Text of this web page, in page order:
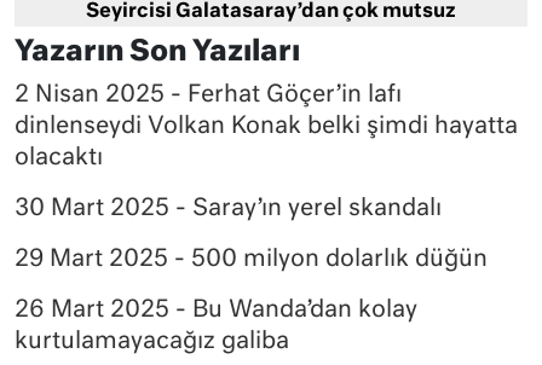
Seyircisi Galatasaray’dan çok mutsuz
Yazarın Son Yazıları
2 Nisan 2025 - Ferhat Göçer’in lafı
dinlenseydi Volkan Konak belki şimdi hayatta
olacaktı
30 Mart 2025 - Saray’ın yerel skandalı
29 Mart 2025 - 500 milyon dolarlık düğün
26 Mart 2025 - Bu Wanda’dan kolay
kurtulamayacağız galiba